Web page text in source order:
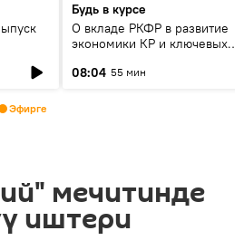
Будь в курсе
О вкладе РКФР в развитие
экономики КР и ключевых
08:04 55 мин
Эфирге
мечитинде
иштери